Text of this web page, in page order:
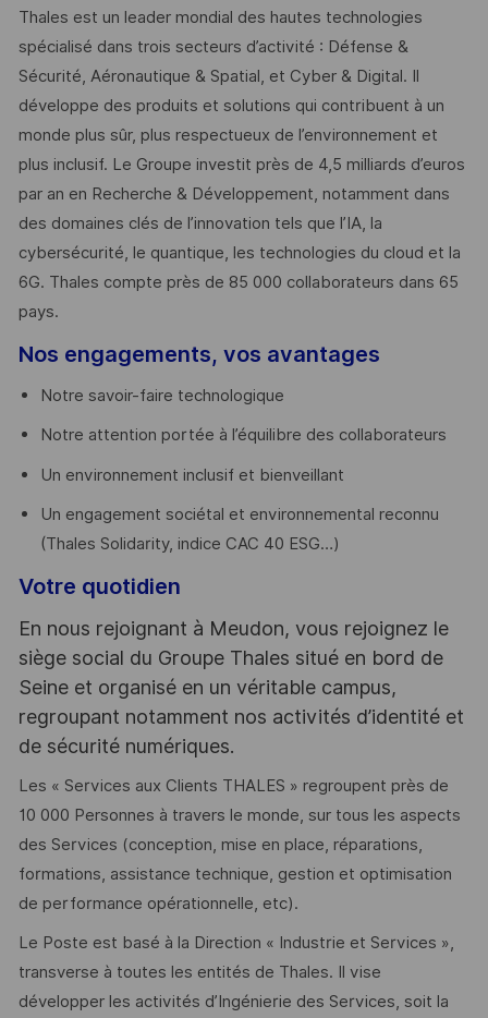
Thales est un leader mondial des hautes technologies
spécialisé dans trois secteurs d’activité : Défense &
Sécurité, Aéronautique & Spatial, et Cyber & Digital. Il
développe des produits et solutions qui contribuent à un
monde plus sûr, plus respectueux de l’environnement et
plus inclusif. Le Groupe investit près de 4,5 milliards d’euros
par an en Recherche & Développement, notamment dans
des domaines clés de l’innovation tels que l’IA, la
cybersécurité, le quantique, les technologies du cloud et la
6G. Thales compte près de 85 000 collaborateurs dans 65
pays. ​
Nos engagements, vos avantages
Notre savoir-faire technologique
Notre attention portée à l’équilibre des collaborateurs
Un environnement inclusif et bienveillant
Un engagement sociétal et environnemental reconnu
(Thales Solidarity, indice CAC 40 ESG…)
Votre quotidien
En nous rejoignant à Meudon, vous rejoignez le
siège social du Groupe Thales situé en bord de
Seine et organisé en un véritable campus,
regroupant notamment nos activités d’identité et
de sécurité numériques.
Les « Services aux Clients THALES » regroupent près de
10 000 Personnes à travers le monde, sur tous les aspects
des Services (conception, mise en place, réparations,
formations, assistance technique, gestion et optimisation
de performance opérationnelle, etc).
Le Poste est basé à la Direction « Industrie et Services »,
transverse à toutes les entités de Thales. Il vise
développer les activités d’Ingénierie des Services, soit la